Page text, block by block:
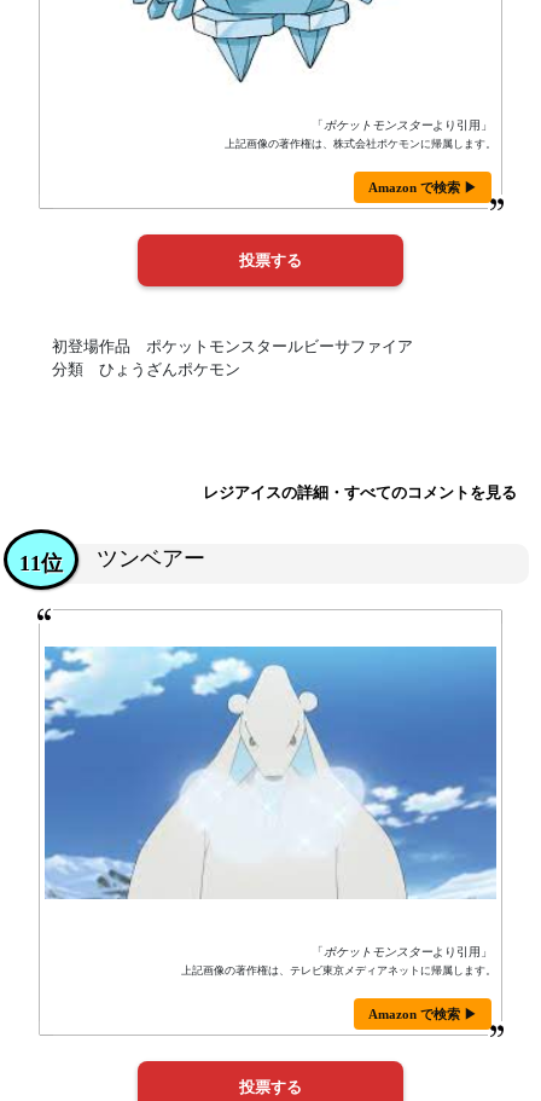
「ポケットモンスターより引用」
上記画像の著作権は、株式会社ポケモンに帰属します。
Amazon で検索 ▶
初登場作品 ポケットモンスタールビーサファイア
分類 ひょうざんポケモン
レジアイスの詳細・すべてのコメントを見る
ツンベアー
11位
「ポケットモンスターより引用」
上記画像の著作権は、テレビ東京メディアネットに帰属します。
Amazon で検索 ▶